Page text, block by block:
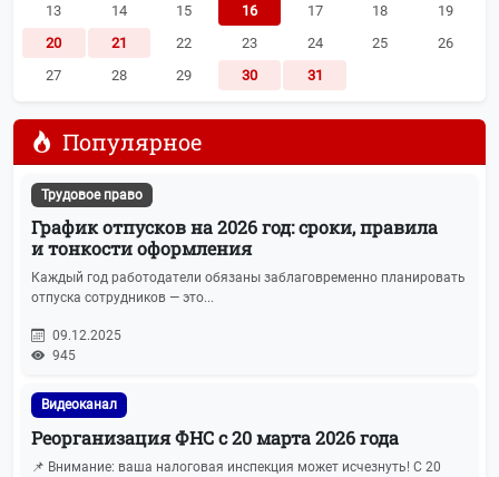
13
14 15 16 17 18
19
20
21 22 23 24 25
26
27
28 29 30 31
Популярное
Трудовое право
График отпусков на 2026 год: сроки, правила
и тонкости оформления
Каждый год работодатели обязаны заблаговременно планировать
отпуска сотрудников — это...
09.12.2025
945
Видеоканал
Реорганизация ФНС с 20 марта 2026 года
📌 Внимание: ваша налоговая инспекция может исчезнуть! С 20